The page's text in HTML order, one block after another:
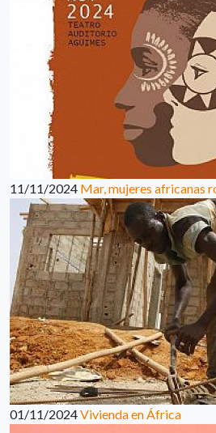
11/11/2024 Mar, mujeres africanas
01/11/2024Vivienda en África